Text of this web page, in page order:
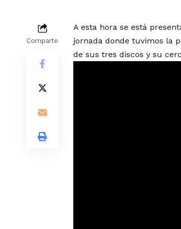
Comparte
A esta hora se está
jornada donde tuvimos la
de sus tres discos y su